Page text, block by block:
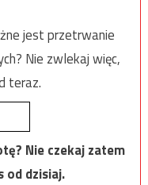
jest przetrwanie
Nie zwlekaj więc,
teraz.
Nie czekaj zatem
od dzisiaj.